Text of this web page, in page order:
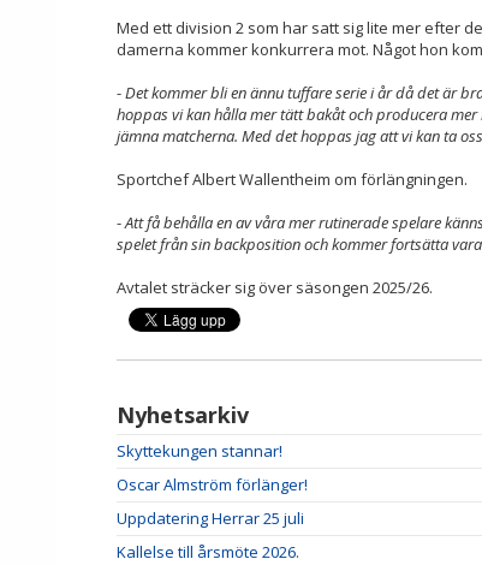
Med ett division 2 som har satt sig lite mer efter
damerna kommer konkurrera mot. Något hon
-Det kommer bli en ännu tuffare serie i år då det är
hoppas vi kan hålla mer tätt bakåt och producera
jämna matcherna. Med det hoppas jag att vi kan ta
Sportchef Albert Wallentheim om förlängningen.
-Att få behålla en av våra mer rutinerade spelare
spelet från sin backposition och kommer fortsätta
Avtalet sträcker sig över säsongen 2025/26.
Nyhetsarkiv
Skyttekungen stannar!
Oscar Almström förlänger!
Uppdatering Herrar 25 juli
Kallelse till årsmöte 2026.